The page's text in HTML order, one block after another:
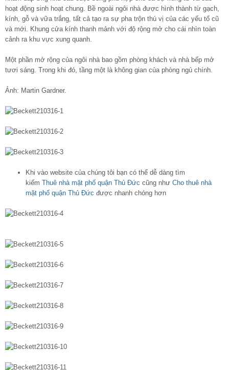
hoạt động sinh hoạt chung. Bề ngoài ngôi nhà được hình thành từ gạch,
kính, gỗ và vữa trắng, tất cả tạo ra sự pha trộn thú vị của các yếu tố cũ
và mới. Khung cửa kính thanh mảnh với độ rộng mở cho cái nhìn toàn
cảnh ra khu vực xung quanh.
Một phần mở rộng của ngôi nhà bao gồm phòng khách và nhà bếp mở
tươi sáng. Trong khi đó, tầng một là không gian của phòng ngủ chính.
Ảnh: Martin Gardner.
Khi vào website của chúng tôi bạn có thể dễ dàng tìm
kiếm Thuê nhà mặt phố quận Thủ Đức cũng như Cho thuê nhà
mặt phố quận Thủ Đức được nhanh chóng hơn